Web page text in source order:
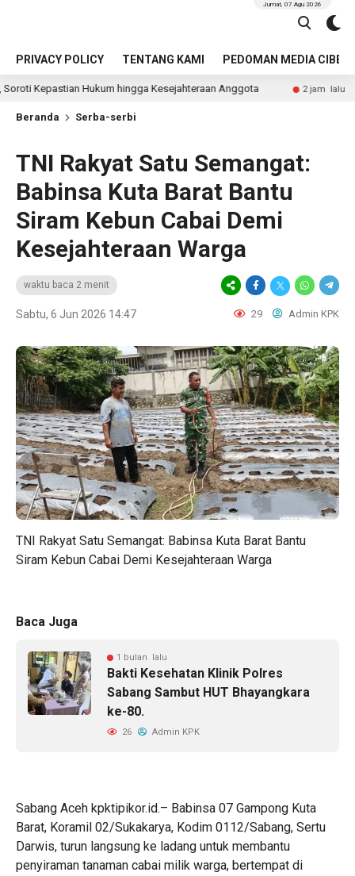
PRIVACY POLICY TENTANG KAMI PEDOMAN MEDIA CIBER
Jumat, 07 Agu 2026
Hukum hingga Kesejahteraan Anggota 2 jam lalu Identitas
Beranda Serba-serbi
TNI Rakyat Satu Semangat:
Babinsa Kuta Barat Bantu
Siram Kebun Cabai Demi
Kesejahteraan Warga
waktu baca 2 menit
Sabtu, 6 Jun 2026 14:47 29 Admin KPK
TNI Rakyat Satu Semangat: Babinsa Kuta Barat Bantu
Siram Kebun Cabai Demi Kesejahteraan Warga
Baca Juga
1 bulan lalu
Bakti Kesehatan Klinik Polres
Sabang Sambut HUT Bhayangkara
ke-80.
26 Admin KPK
Sabang Aceh kpktipikor.id.– Babinsa 07 Gampong Kuta
Barat, Koramil 02/Sukakarya, Kodim 0112/Sabang, Sertu
Darwis, turun langsung ke ladang untuk membantu
penyiraman tanaman cabai milik warga, bertempat di